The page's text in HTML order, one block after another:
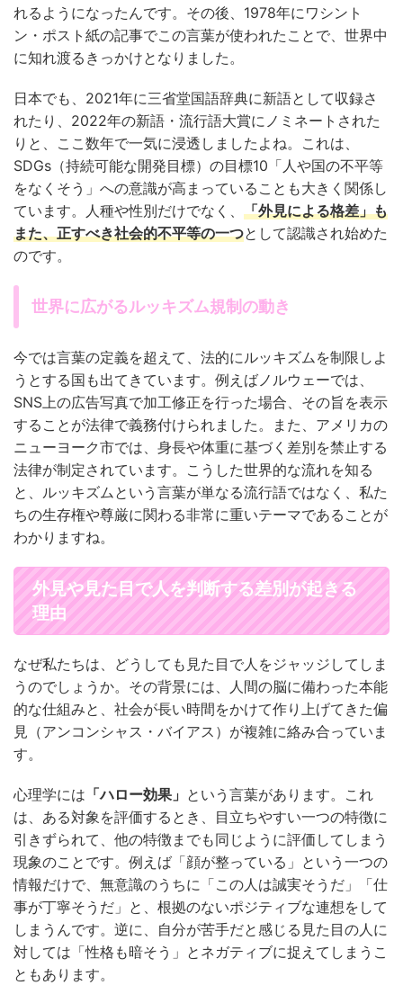
れるようになったんです。その後、1978年にワシント
ン・ポスト紙の記事でこの言葉が使われたことで、世界中
に知れ渡るきっかけとなりました。
日本でも、2021年に三省堂国語辞典に新語として収録さ
れたり、2022年の新語・流行語大賞にノミネートされた
りと、ここ数年で一気に浸透しましたよね。これは、
SDGs（持続可能な開発目標）の目標10「人や国の不平等
をなくそう」への意識が高まっていることも大きく関係し
ています。人種や性別だけでなく、 「外見による格差」も
また、正すべき社会的不平等の一つとして認識され始めた
のです。
世界に広がるルッキズム規制の動き
今では言葉の定義を超えて、法的にルッキズムを制限しよ
うとする国も出てきています。例えばノルウェーでは、
SNS上の広告写真で加工修正を行った場合、その旨を表示
することが法律で義務付けられました。また、アメリカの
ニューヨーク市では、身長や体重に基づく差別を禁止する
法律が制定されています。こうした世界的な流れを知る
と、ルッキズムという言葉が単なる流行語ではなく、私た
ちの生存権や尊厳に関わる非常に重いテーマであることが
わかりますね。
外見や見た目で人を判断する差別が起きる
理由
なぜ私たちは、どうしても見た目で人をジャッジしてしま
うのでしょうか。その背景には、人間の脳に備わった本能
的な仕組みと、社会が長い時間をかけて作り上げてきた偏
見（アンコンシャス・バイアス）が複雑に絡み合っていま
す。
心理学には 「ハロー効果」 という言葉があります。これ
は、ある対象を評価するとき、目立ちやすい一つの特徴に
引きずられて、他の特徴までも同じように評価してしまう
現象のことです。例えば「顔が整っている」という一つの
情報だけで、無意識のうちに「この人は誠実そうだ」「仕
事が丁寧そうだ」と、根拠のないポジティブな連想をして
しまうんです。逆に、自分が苦手だと感じる見た目の人に
対しては「性格も暗そう」とネガティブに捉えてしまうこ
ともあります。